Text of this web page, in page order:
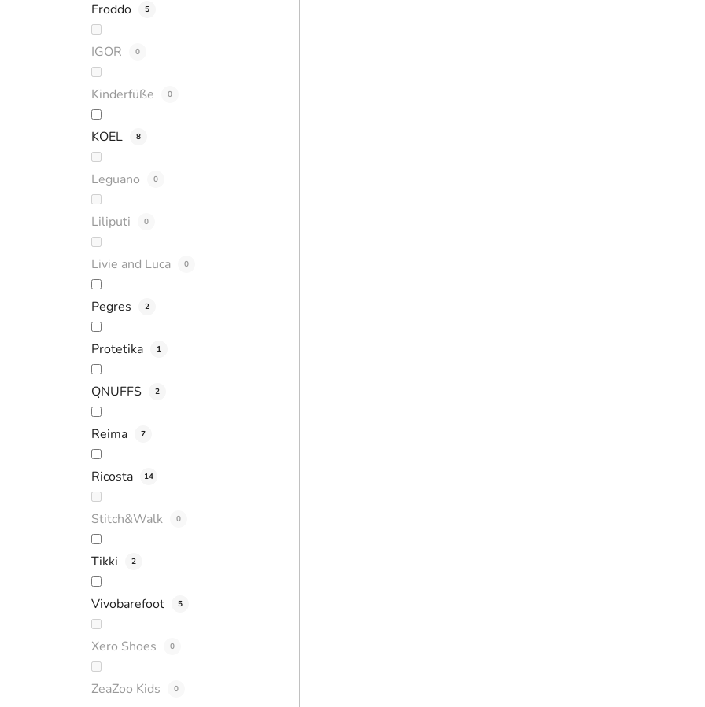
Froddo 5
IGOR 0
Kinderfüße 0
KOEL 8
Leguano 0
Liliputi 0
Livie and Luca 0
Pegres 2
Protetika 1
QNUFFS 2
Reima 7
Ricosta 14
Stitch&Walk 0
Tikki 2
Vivobarefoot 5
Xero Shoes 0
ZeaZoo Kids 0